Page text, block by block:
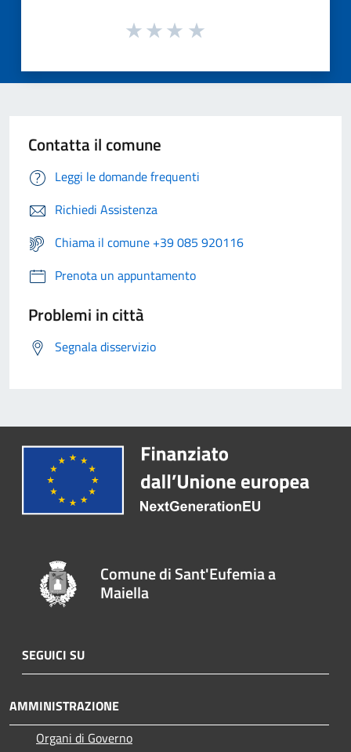
Contatta il comune
Leggi le domande frequenti
Richiedi Assistenza
Chiama il comune +39 085 920116
Prenota un appuntamento
Problemi in città
Segnala disservizio
Comune di Sant'Eufemia a
Maiella
SEGUICI SU
AMMINISTRAZIONE
Organi di Governo